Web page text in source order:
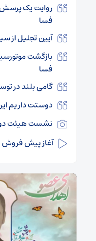
فسا
آیین تجلیل از
بازگشت
فسا
گامی بلند در
دوستت داریم
نشست هیئت
آغاز پیش فروش